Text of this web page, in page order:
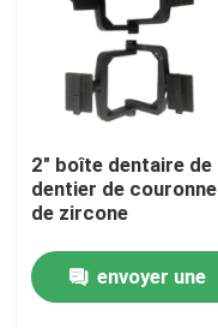
Accueil
2" boîte dentaire de
dentier de couronne
de zircone
envoyer une